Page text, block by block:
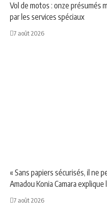
Vol de motos : onze présumés
par les services spéciaux
7 août 2026
« Sans papiers sécurisés, il ne
Amadou Konia Camara explique
7 août 2026